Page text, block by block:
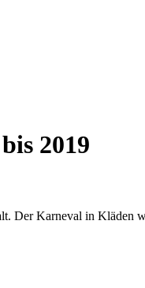
2019
Der Karneval in